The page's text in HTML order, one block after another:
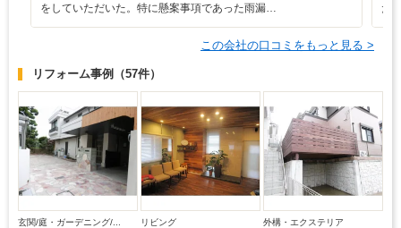
をしていただいた。特に懸案事項であった雨漏…
た
この会社の口コミをもっと見る >
リフォーム事例 （57件）
玄関/庭・ガーデニング/...
リビング
外構・エクステリア